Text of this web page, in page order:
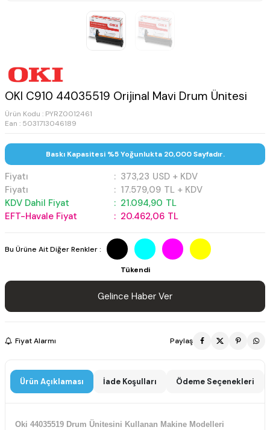
OKI C910 44035519 Orijinal Mavi Drum Ünitesi
Ürün Kodu : PYRZ0012461
Ean : 5031713046189
Baskı Kapasitesi %5 Yoğunlukta 20,000 Sayfadır.
Fiyatı : 373,23 USD + KDV
Fiyatı
: 17.579,09 TL + KDV
KDV Dahil Fiyat
: 21.094,90 TL
EFT-Havale Fiyat
: 20.462,06 TL
Bu Ürüne Ait Diğer Renkler :
Tükendi
Gelince Haber Ver
Fiyat Alarmı Paylaş
Ürün Açıklaması İade Koşulları Ödeme Seçenekleri
Oki 44035519 Drum Ünitesini Kullanan Makine Modelleri